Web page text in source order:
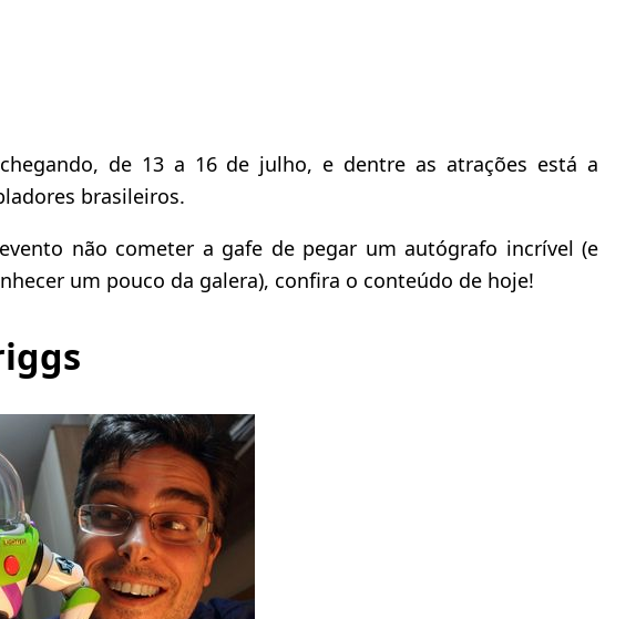
de 13 a 16 de julho, e dentre as atrações está a
brasileiros.
não cometer a gafe de pegar um autógrafo incrível (e
um pouco da galera), confira o conteúdo de hoje!